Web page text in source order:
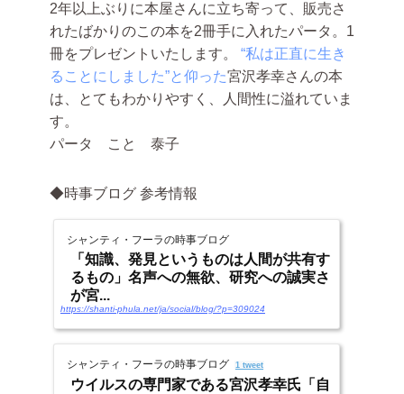
2年以上ぶりに本屋さんに立ち寄って、販売さ
れたばかりのこの本を2冊手に入れたパータ。1
冊をプレゼントいたします。 “私は正直に生き
ることにしました”と仰った宮沢孝幸さんの本
は、とてもわかりやすく、人間性に溢れていま
す。
パータ こと 泰子
◆時事ブログ 参考情報
シャンティ・フーラの時事ブログ
「知識、発見というものは人間が共有す
るもの」名声への無欲、研究への誠実さ
が宮...
https://shanti-phula.net/ja/social/blog/?p=309024
シャンティ・フーラの時事ブログ 1 tweet
ウイルスの専門家である宮沢孝幸氏「自